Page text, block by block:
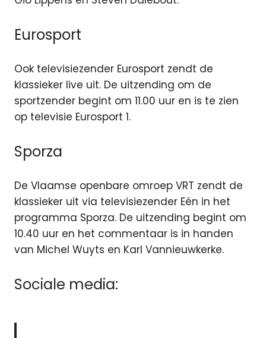
Eurosport
Ook televisiezender Eurosport zendt de
klassieker live uit. De uitzending om de
sportzender begint om 11.00 uur en is te zien
op televisie Eurosport 1.
Sporza
De Vlaamse openbare omroep VRT zendt de
klassieker uit via televisiezender Eén in het
programma Sporza. De uitzending begint om
10.40 uur en het commentaar is in handen
van Michel Wuyts en Karl Vannieuwkerke.
Sociale media: